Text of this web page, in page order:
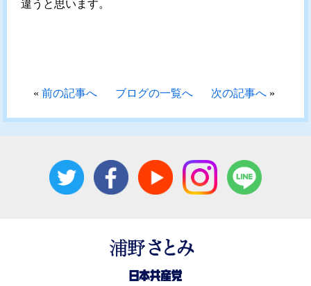
違うと思います。
«前の記事へ ブログの一覧へ 次の記事へ»